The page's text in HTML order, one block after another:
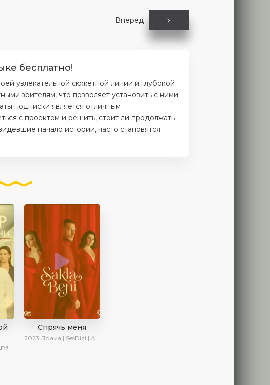
Вперед
бесплатно!
увлекательной сюжетной линии и глубокой
зрителям, что позволяет установить с ними
подписки является отличным
с проектом и решить, стоит ли продолжать
начало истории, часто становятся
Спрячь меня
2023 Драма | SesDizi | AveTurk | AlisaDirilis | Сериалы 2023